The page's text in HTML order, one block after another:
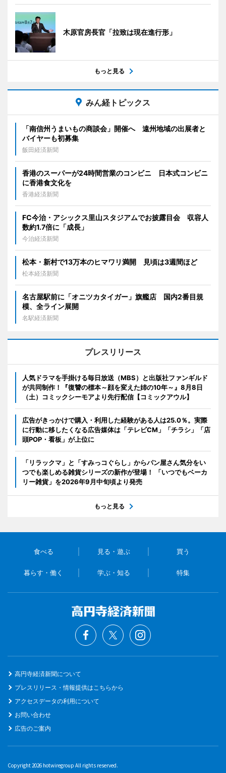
木原官房長官「拉致は現在進行形」
もっと見る
みん経トピックス
「南信州うまいもの商談会」開催へ 遠州地域の出展者と
バイヤーも初募集
飯田経済新聞
香港のスーパーが24時間営業のコンビニ 日本式コンビニ
に香港食文化を
香港経済新聞
FC今治・アシックス里山スタジアムでお披露目会 収容人
数約1.7倍に「成長」
今治経済新聞
松本・新村で13万本のヒマワリ満開 見頃は3週間ほど
松本経済新聞
名古屋駅前に「オニツカタイガー」旗艦店 国内2番目規
模、全ライン展開
名駅経済新聞
プレスリリース
人気ドラマを手掛ける毎日放送（MBS）と出版社ファンギルド
が共同制作！『復讐の標本～顔を変えた姉の10年～』8月8日
（土）コミックシーモアより先行配信【コミックアウル】
広告がきっかけで購入・利用した経験がある人は25.0％。実際
に行動に移したくなる広告媒体は「テレビCM」「チラシ」「店
頭POP・看板」が上位に
「リラックマ」と「すみっコぐらし」からパン屋さん気分をい
つでも楽しめる雑貨シリーズの新作が登場！ 「いつでもベーカ
リー雑貨」を2026年9月中旬頃より発売
もっと見る
食べる 見る・遊ぶ 買う
暮らす・働く 学ぶ・知る 特集
高円寺経済新聞について
プレスリリース・情報提供はこちらから
アクセスデータの利用について
お問い合わせ
広告のご案内
Copyright 2026 hotwiregroup All rights reserved.